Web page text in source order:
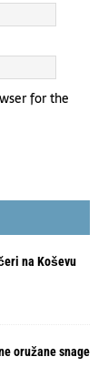
for the
na Koševu
oružane snage